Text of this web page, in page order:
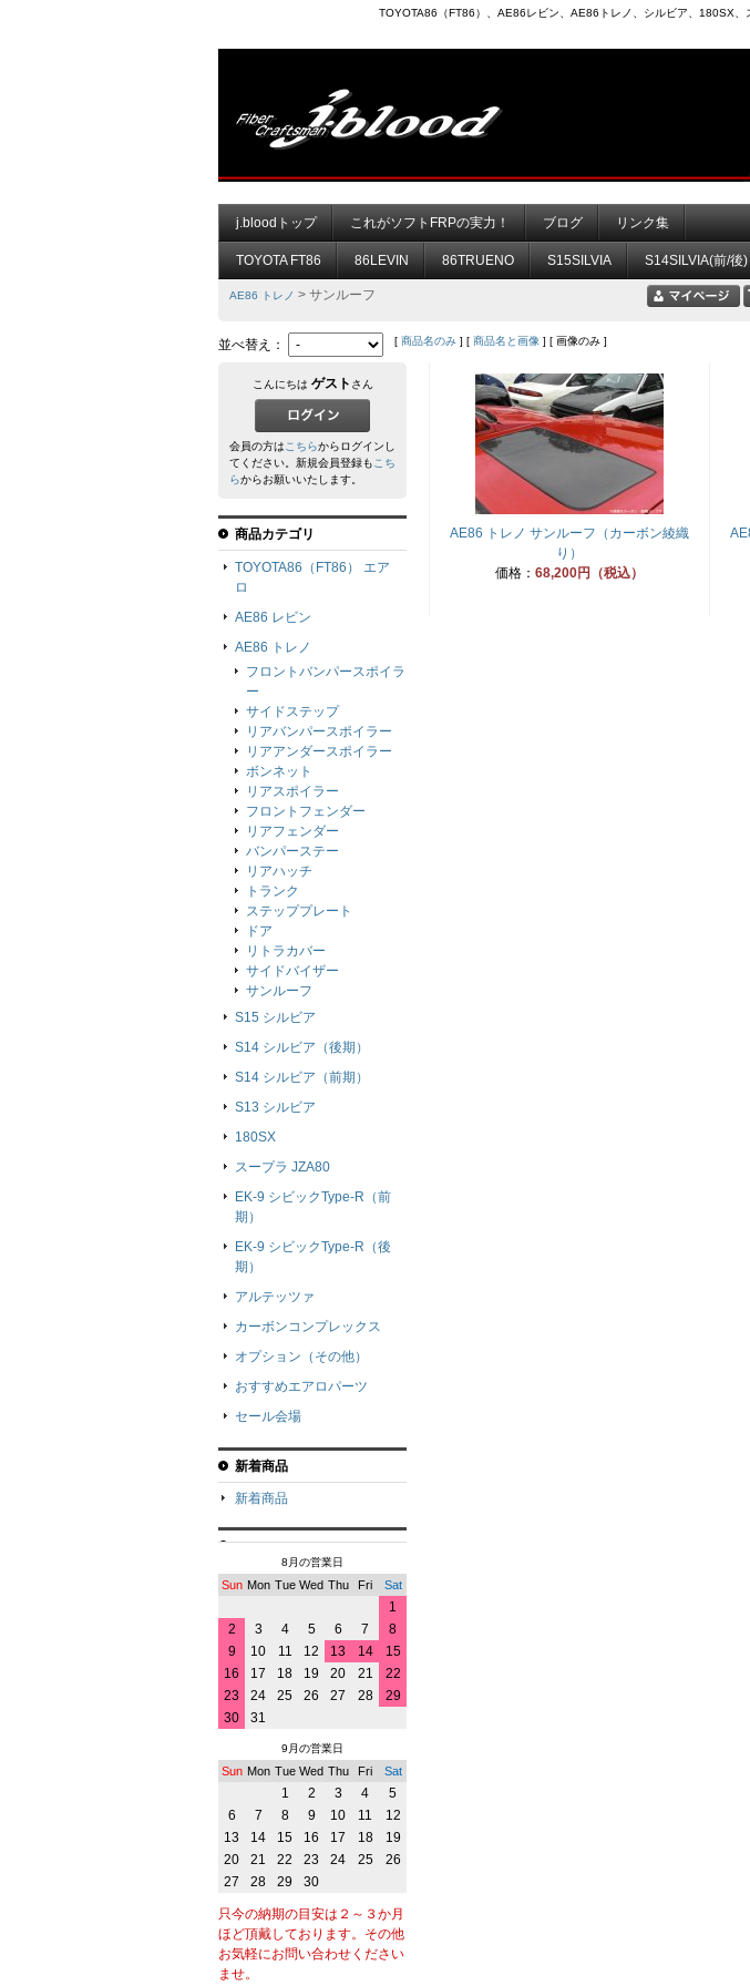
TOYOTA86（FT86）、AE86レビン、AE86トレノ、シルビア、180SX
j.bloodトップ これがソフトFRPの実力！ ブログ リンク集
TOYOTA FT86 86LEVIN 86TRUENO S15SILVIA S14SILVIA(前/後)
AE86 トレノ > サンルーフ
並べ替え： [ 商品名のみ ] [ 商品名と画像 ] [ 画像のみ ]
AE86 トレノ サンルーフ（カーボン綾織
り）
価格： 68,200円（税込）
こんにちは ゲスト さん
会員の方はこちらからログインし
てください。新規会員登録もこち
らからお願いいたします。
商品カテゴリ
TOYOTA86（FT86） エア
ロ
AE86 レビン
AE86 トレノ
フロントバンパースポイラ
ー
サイドステップ
リアバンパースポイラー
リアアンダースポイラー
ボンネット
リアスポイラー
フロントフェンダー
リアフェンダー
バンパーステー
リアハッチ
トランク
ステッププレート
ドア
リトラカバー
サイドバイザー
サンルーフ
S15 シルビア
S14 シルビア（後期）
S14 シルビア（前期）
S13 シルビア
180SX
スープラ JZA80
EK-9 シビックType-R（前
期）
EK-9 シビックType-R（後
期）
アルテッツァ
カーボンコンプレックス
オプション（その他）
おすすめエアロパーツ
セール会場
新着商品
新着商品
8月の営業日
Sun Mon Tue Wed Thu Fri Sat
1
2
3 4 5 6 7
8
9
10 11 12 13 14
15
16
17 18 19 20 21
22
23
24 25 26 27 28
29
30
31
9月の営業日
Sun Mon Tue Wed Thu Fri Sat
1 2 3 4
5
6
7 8 9 10 11
12
13
14 15 16 17 18
19
20
21 22 23 24 25
26
27
28 29 30
只今の納期の目安は２～３か月
ほど頂戴しております。その他
お気軽にお問い合わせください
ませ。